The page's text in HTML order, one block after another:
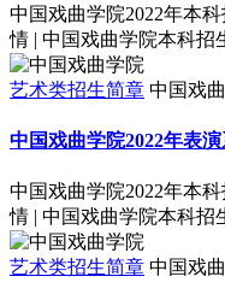
中国戏曲学院2022年本
情 | 中国戏曲学院本科招
艺术类招生简章 中国戏
中国戏曲学院2022年表
中国戏曲学院2022年本
情 | 中国戏曲学院本科招
艺术类招生简章 中国戏